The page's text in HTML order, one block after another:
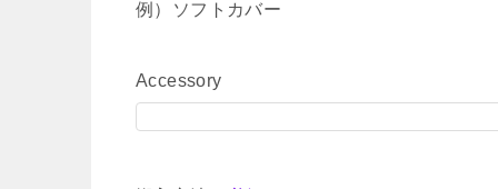
例）ソフトカバー
Accessory